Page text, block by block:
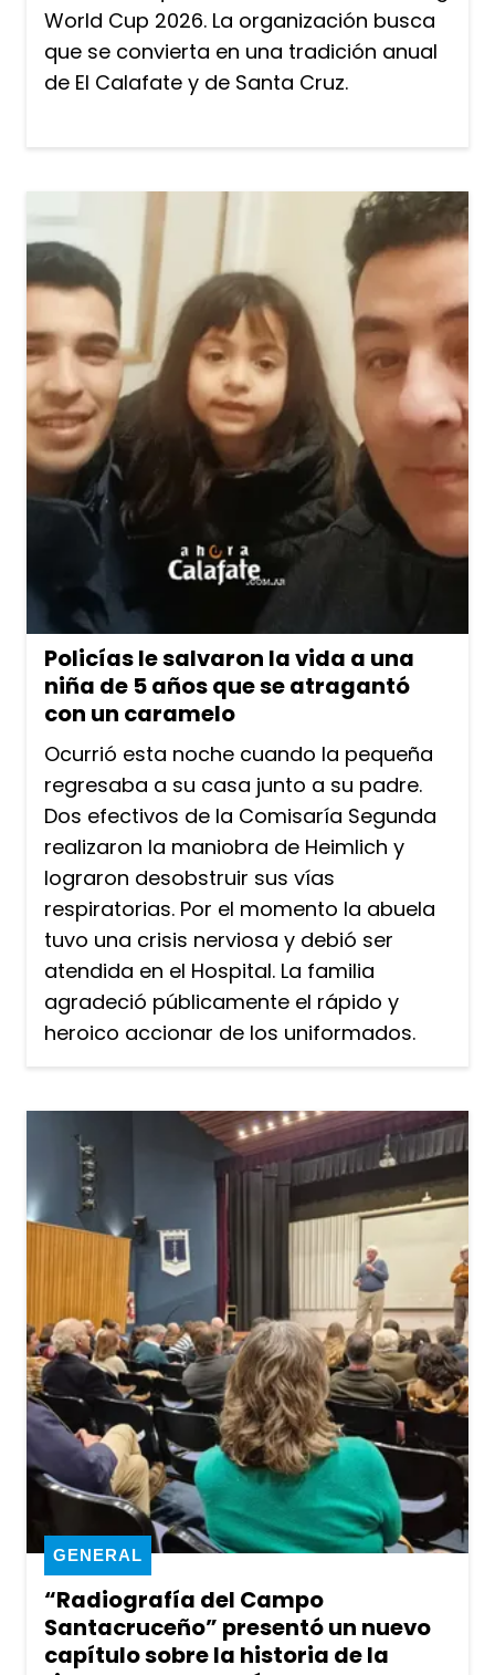
World Cup 2026. La organización busca
que se convierta en una tradición anual
de El Calafate y de Santa Cruz.
Policías le salvaron la vida a una
niña de 5 años que se atragantó
con un caramelo
Ocurrió esta noche cuando la pequeña
regresaba a su casa junto a su padre.
Dos efectivos de la Comisaría Segunda
realizaron la maniobra de Heimlich y
lograron desobstruir sus vías
respiratorias. Por el momento la abuela
tuvo una crisis nerviosa y debió ser
atendida en el Hospital. La familia
agradeció públicamente el rápido y
heroico accionar de los uniformados.
“Radiografía del Campo
Santacruceño” presentó un nuevo
capítulo sobre la historia de la
GENERAL